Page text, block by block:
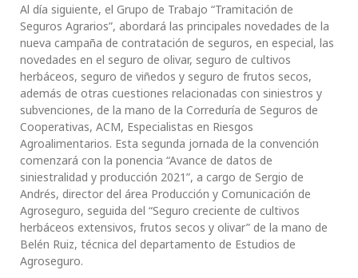
Al día siguiente, el Grupo de Trabajo “Tramitación de
Seguros Agrarios”, abordará las principales novedades de la
nueva campaña de contratación de seguros, en especial, las
novedades en el seguro de olivar, seguro de cultivos
herbáceos, seguro de viñedos y seguro de frutos secos,
además de otras cuestiones relacionadas con siniestros y
subvenciones, de la mano de la Correduría de Seguros de
Cooperativas, ACM, Especialistas en Riesgos
Agroalimentarios. Esta segunda jornada de la convención
comenzará con la ponencia “Avance de datos de
siniestralidad y producción 2021”, a cargo de Sergio de
Andrés, director del área Producción y Comunicación de
Agroseguro, seguida del “Seguro creciente de cultivos
herbáceos extensivos, frutos secos y olivar” de la mano de
Belén Ruiz, técnica del departamento de Estudios de
Agroseguro.